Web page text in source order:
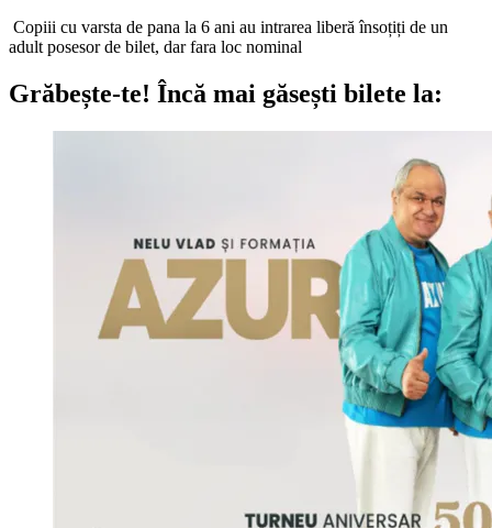
Copiii cu varsta de pana la 6 ani au intrarea liberă însoțiți de un
adult posesor de bilet, dar fara loc nominal
Grăbește-te! Încă mai găsești bilete la: